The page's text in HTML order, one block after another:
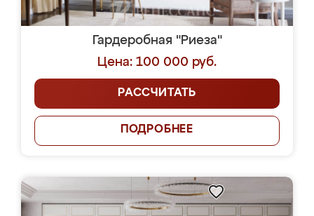
Гардеробная "Риеза"
Цена: 100 000 руб.
РАССЧИТАТЬ
ПОДРОБНЕЕ